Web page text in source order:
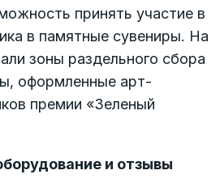
принять участие в
в памятные сувениры. На
зоны раздельного сбора
оформленные арт-
премии «Зеленый
и отзывы